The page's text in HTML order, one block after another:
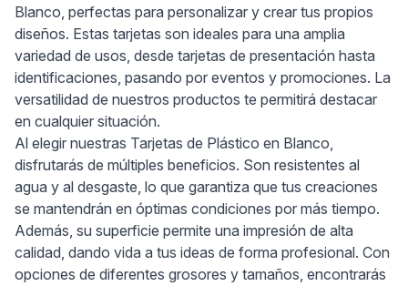
Blanco, perfectas para personalizar y crear tus propios
diseños. Estas tarjetas son ideales para una amplia
variedad de usos, desde tarjetas de presentación hasta
identificaciones, pasando por eventos y promociones. La
versatilidad de nuestros productos te permitirá destacar
en cualquier situación.
Al elegir nuestras Tarjetas de Plástico en Blanco,
disfrutarás de múltiples beneficios. Son resistentes al
agua y al desgaste, lo que garantiza que tus creaciones
se mantendrán en óptimas condiciones por más tiempo.
Además, su superficie permite una impresión de alta
calidad, dando vida a tus ideas de forma profesional. Con
opciones de diferentes grosores y tamaños, encontrarás